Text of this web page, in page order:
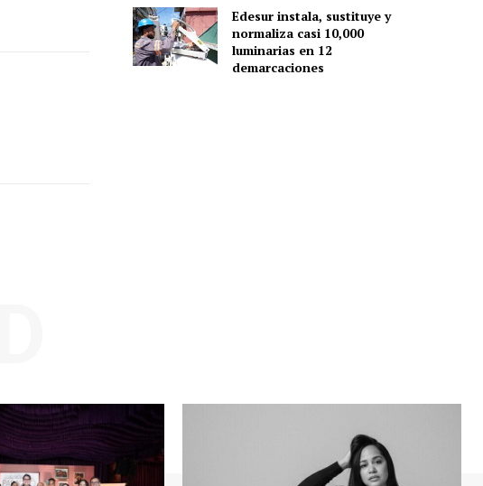
Edesur instala, sustituye y
normaliza casi 10,000
luminarias en 12
demarcaciones